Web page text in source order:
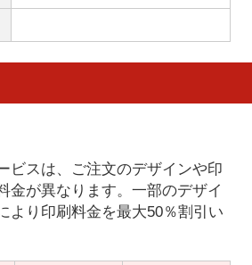
ビスは、ご注文のデザインや印
金が異なります。一部のデザイ
より印刷料金を最大50％割引い